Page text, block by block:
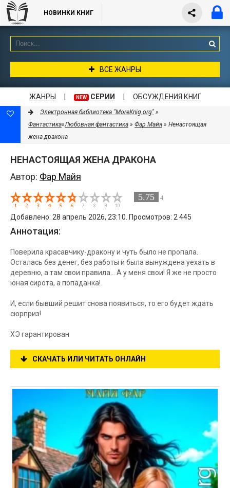
НОВИНКИ КНИГ
ВСЕ ЖАНРЫ
ЖАНРЫ NEW СЕРИИ ОБСУЖДЕНИЯ КНИГ
Электронная библиотека "MoreKnig.org" »
Фантастика»Любовная фантастика » Фар Майя » Ненастоящая
жена дракона
НЕНАСТОЯЩАЯ ЖЕНА ДРАКОНА
Автор: Фар Майя
5.75 4
Добавлено: 28 апрель 2026, 23:10. Просмотров: 2 445
Аннотация:
Поверила красавчику-дракону и чуть было не пропала.
Осталась без денег, без работы и была вынуждена уехать в
деревню, а там свои правила… А у меня свои! Я же не просто
юная сирота, а попаданка!
И, если бывший решит снова появиться, то его будет ждать
сюрприз!
ХЭ гарантирован
СКАЧАТЬ ИЛИ ЧИТАТЬ ОНЛАЙН